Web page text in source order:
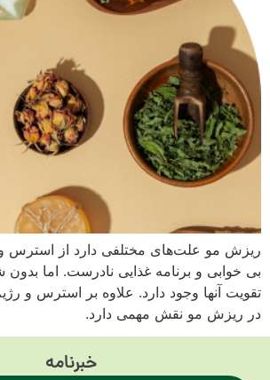
ریزش مو علت‌های مختلفی دارد از استرس و
بی خوابی و برنامه غذایی نادرست. اما بدون
تقویت آنها وجود دارد. علاوه بر استرس و
در ریزش مو نقش مهمی دارد.
خبرنامه